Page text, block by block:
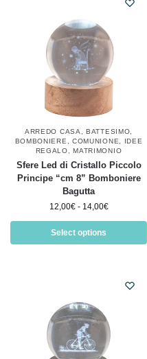
ARREDO CASA ,BATTESIMO
BOMBONIERE
COMUNIONE
IDEE
REGALO ,MATRIMONIO
Sfere Led di Cristallo Piccolo
Principe “cm 8” Bomboniere
Bagutta
12,00€ - 14,00€
Select options